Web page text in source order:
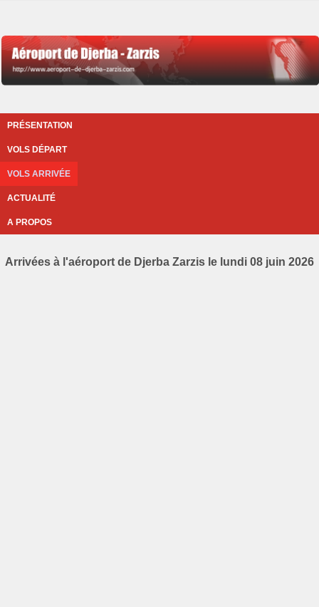
PRÉSENTATION
VOLS DÉPART
VOLS ARRIVÉE
ACTUALITÉ
A PROPOS
Arrivées à l'aéroport de Djerba Zarzis le lundi 08 juin 2026